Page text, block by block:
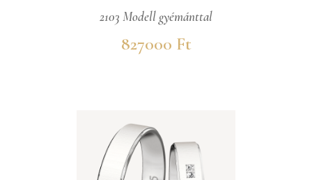
2103 Modell gyémánttal
827000 Ft